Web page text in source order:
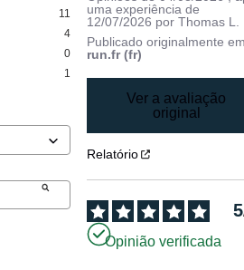
11
4
0
1
uma experiência de
12/07/2026 porThomas L.
Publicado originalmente
run.fr (fr)
Ver a avaliação
original
Relatório
5
Opinião verificada